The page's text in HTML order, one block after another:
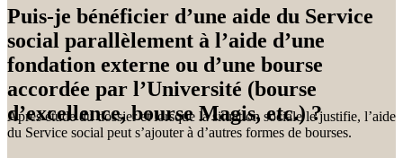
Puis-je bénéficier d’une aide du Service
social parallèlement à l’aide d’une
fondation externe ou d’une bourse
accordée par l’Université (bourse
d’excellence, bourse Magis, etc.) ?
Après étude du dossier et lorsque la situation sociale le justifie, l’aide
du Service social peut s’ajouter à d’autres formes de bourses.